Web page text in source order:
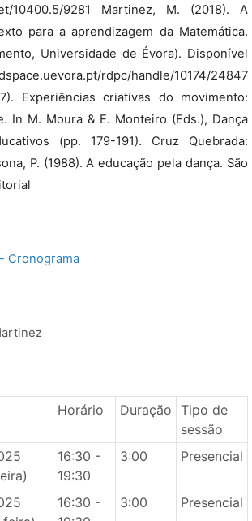
10400.5/9281 Martinez, M. (2018). A
para a aprendizagem da Matemática.
Universidade de Évora). Disponível
rdpc/handle/10174/24847
Experiências criativas do movimento:
In M. Moura & E. Monteiro (Eds.), Dança
(pp. 179-191). Cruz Quebrada:
P. (1988). A educação pela dança. São
Cronograma
Horário Duração Tipo de
sessão
16:30 -
19:30
3:00 Presencial
16:30 -
3:00 Presencial